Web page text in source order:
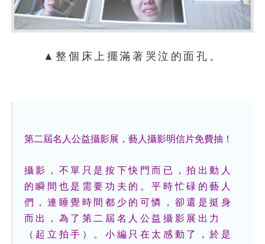
▲整個床上擺滿著哭泣的面孔。
第二屆名人公益攝影展，藝人攝影明信片免費抽！
攝影，不單只是按下快門而已，拍出動人
的瞬間也是需要功夫的。平時忙碌的藝人
們，連睡覺時間都少的可憐，卻還是挺身
而出，為了第二屆名人公益攝影展出力
（起立拍手）。小編只在太感動了，於是